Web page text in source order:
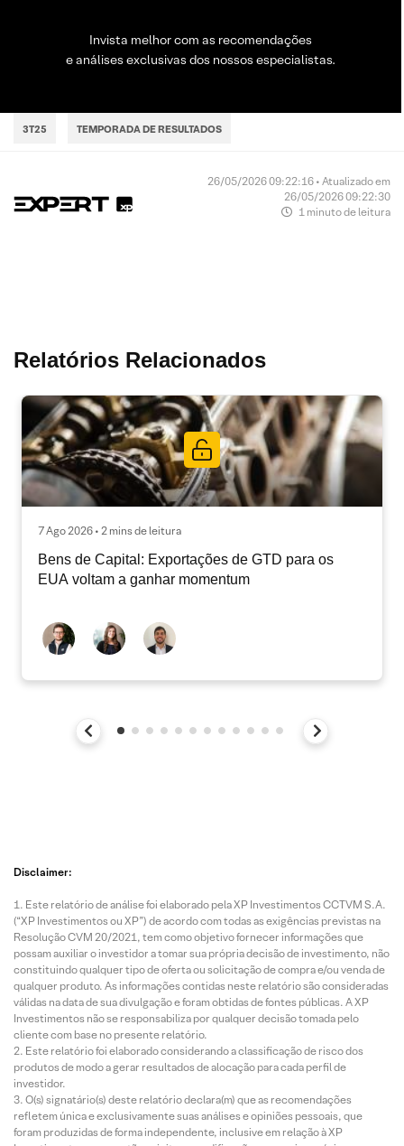
Invista melhor com as recomendações
e análises exclusivas dos nossos especialistas.
3T25 TEMPORADA DE RESULTADOS
26/05/2026 09:22:16 • Atualizado em
26/05/2026 09:22:30
1 minuto de leitura
Relatórios Relacionados
7 Ago 2026 • 2 mins de leitura
Bens de Capital: Exportações de GTD para os
EUA voltam a ganhar momentum
Disclaimer:
Este relatório de análise foi elaborado pela XP Investimentos CCTVM S.A.
(“XP Investimentos ou XP”) de acordo com todas as exigências previstas na
Resolução CVM 20/2021, tem como objetivo fornecer informações que
possam auxiliar o investidor a tomar sua própria decisão de investimento, não
constituindo qualquer tipo de oferta ou solicitação de compra e/ou venda de
qualquer produto. As informações contidas neste relatório são consideradas
válidas na data de sua divulgação e foram obtidas de fontes públicas. A XP
Investimentos não se responsabiliza por qualquer decisão tomada pelo
cliente com base no presente relatório.
Este relatório foi elaborado considerando a classificação de risco dos
produtos de modo a gerar resultados de alocação para cada perfil de
investidor.
O(s) signatário(s) deste relatório declara(m) que as recomendações
refletem única e exclusivamente suas análises e opiniões pessoais, que
foram produzidas de forma independente, inclusive em relação à XP